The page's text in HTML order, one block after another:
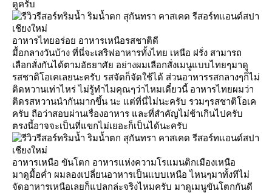
ดูครับ
อาหารไทยอร่อย อาหารเหนือรสชาติดี
มื้อกลางวันบ้าง ที่นี่จะเสริฟอาหารทั้งไทย เหนือ ฝรั่ง สามารถ
เลือกสั่งกันได้ตามอัธยาศัย อย่างผมเลือกสั่งเมนูแบบไทยๆมาดู
รสชาติโอเคเลยนะครับ รสจัดก็จัดใช้ได้ ส่วนอาหารรสกลางๆก็ไม่
ติดหวานเท่าไหร่ ไม่รู้ทำไมคุณๆว่าไหมเดี๋ยวนี้ อาหารไทยผมว่า
ติดรสหวานนำกันมากขึ้น นะ แต่ที่นี่ไม่นะครับ รวมๆรสชาติโอเค
ครับ ถือว่าสอบผ่านเรื่องอาหาร และที่สำคัญไม่ช้าเกินไปครับ
ตรงนี้อาจจะเป็นที่แขกไม่เยอะก็เป็นได้นะครับ
อาหารเหนือ ขันโตก อาหารแห่งความโรแมนติกเมืองเหนือ
มาดูมื้อค่ำ ผมลองเปลี่ยนอาหารเป็นแบบเหนือ ไหนๆมาทั้งทีไม่
จัดอาหารเหนือเลยก็แปลกล่ะจริงไหมครับ มาดูเมนูขันโตกกันดี